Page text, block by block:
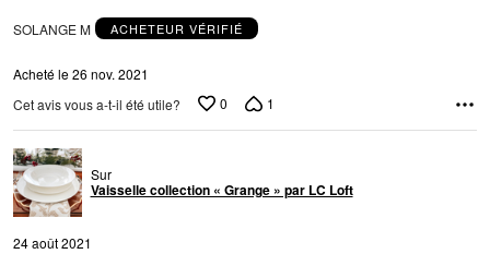
SOLANGE M ACHETEUR VÉRIFIÉ
Acheté le 26 nov. 2021
Cet avis vous a-t-il été utile?
0 1
Sur
Vaisselle collection « Grange » par LC Loft
24 août 2021